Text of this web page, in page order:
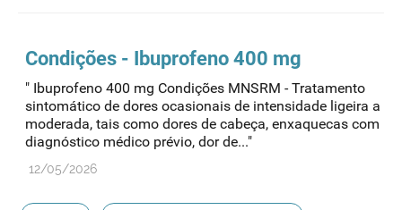
Condições - Ibuprofeno 400 mg
" Ibuprofeno 400 mg Condições MNSRM - Tratamento
sintomático de dores ocasionais de intensidade ligeira a
moderada, tais como dores de cabeça, enxaquecas com
diagnóstico médico prévio, dor de..."
12/05/2026